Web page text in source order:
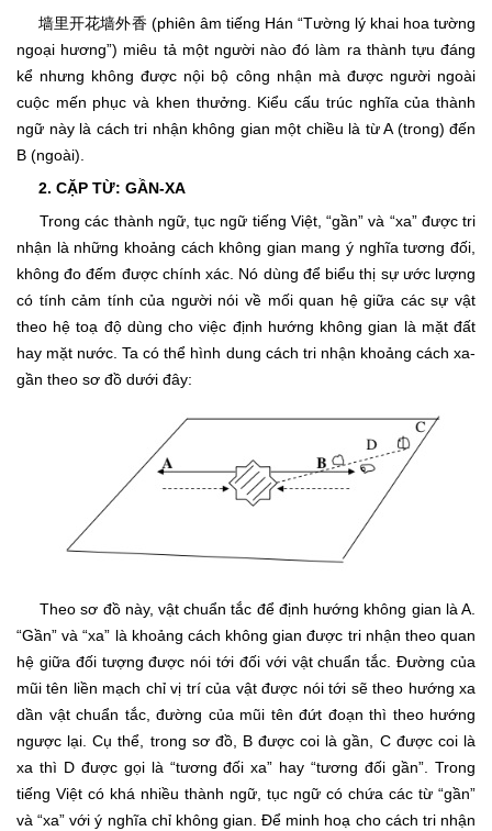
墙里开花墙外香 (phiên âm tiếng Hán “Tường lý khai hoa tường
ngoại hương”) miêu tả một người nào đó làm ra thành tựu đáng
kể nhưng không được nội bộ công nhận mà được người ngoài
cuộc mến phục và khen thưởng. Kiểu cấu trúc nghĩa của thành
ngữ này là cách tri nhận không gian một chiều là từ A (trong) đến
B (ngoài).
2. CẶP TỪ: GẦN-XA
Trong các thành ngữ, tục ngữ tiếng Việt, “gần” và “xa” được tri
nhận là những khoảng cách không gian mang ý nghĩa tương đối,
không đo đếm được chính xác. Nó dùng để biểu thị sự ước lượng
có tính cảm tính của người nói về mối quan hệ giữa các sự vật
theo hệ toạ độ dùng cho việc định hướng không gian là mặt đất
hay mặt nước. Ta có thể hình dung cách tri nhận khoảng cách xa-
gần theo sơ đồ dưới đây:
Theo sơ đồ này, vật chuẩn tắc để định hướng không gian là A.
“Gần” và “xa” là khoảng cách không gian được tri nhận theo quan
hệ giữa đối tượng được nói tới đối với vật chuẩn tắc. Đường của
mũi tên liền mạch chỉ vị trí của vật được nói tới sẽ theo hướng xa
dần vật chuẩn tắc, đường của mũi tên đứt đoạn thì theo hướng
ngược lại. Cụ thể, trong sơ đồ, B được coi là gần, C được coi là
xa thì D được gọi là “tương đối xa” hay “tương đối gần”. Trong
tiếng Việt có khá nhiều thành ngữ, tục ngữ có chứa các từ “gần”
và “xa” với ý nghĩa chỉ không gian. Để minh hoạ cho cách tri nhận